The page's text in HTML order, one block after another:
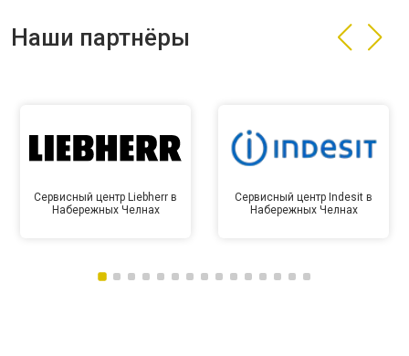
Наши партнёры
Сервисный центр Liebherr в
Набережных Челнах
Сервисный центр Indesit в
Набережных Челнах